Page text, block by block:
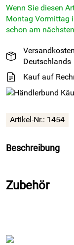
Wenn Sie diesen
Montag Vormittag
schon am
Deutschlands
Kauf auf
Artikel-Nr.: 1454
Beschreibung
Zubehör